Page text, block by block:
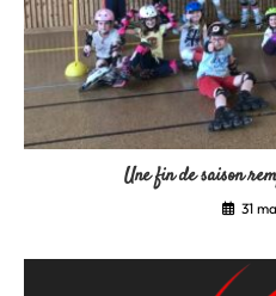
Une fin de saison
31